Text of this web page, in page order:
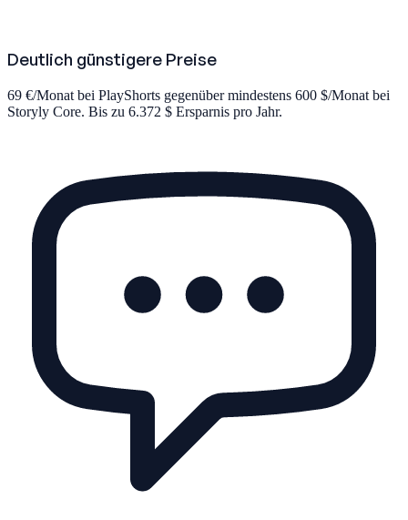
Deutlich günstigere Preise
69 €/Monat bei PlayShorts gegenüber mindestens 600 $/Monat bei
Storyly Core. Bis zu 6.372 $ Ersparnis pro Jahr.